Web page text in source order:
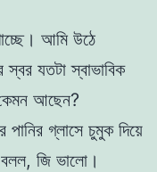
আমি উঠে
যতটা স্বাভাবিক
কেমন আছেন?
গ্লাসে চুমুক দিয়ে
জি ভালো।